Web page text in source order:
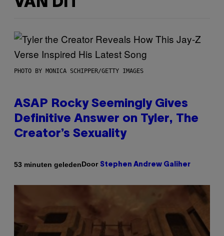
PHOTO BY MONICA SCHIPPER/GETTY IMAGES
ASAP Rocky Seemingly Gives
Definitive Answer on Tyler, The
Creator’s Sexuality
53 minuten geledenDoor Stephen Andrew Galiher